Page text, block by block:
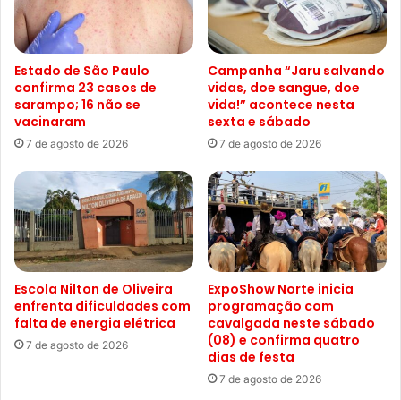
Estado de São Paulo
confirma 23 casos de
sarampo; 16 não se
vacinaram
7 de agosto de 2026
Campanha “Jaru salvando
vidas, doe sangue, doe
vida!” acontece nesta
sexta e sábado
7 de agosto de 2026
Escola Nilton de Oliveira
enfrenta dificuldades com
falta de energia elétrica
7 de agosto de 2026
ExpoShow Norte inicia
programação com
cavalgada neste sábado
(08) e confirma quatro
dias de festa
7 de agosto de 2026